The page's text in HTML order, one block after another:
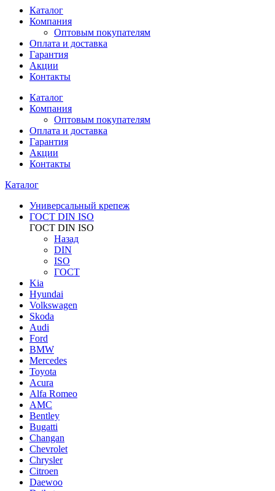
Каталог
Компания
Оптовым покупателям
Оплата и доставка
Гарантия
Акции
Контакты
Каталог
Компания
Оптовым покупателям
Оплата и доставка
Гарантия
Акции
Контакты
Каталог
Универсальный крепеж
ГОСТ DIN ISO
ГОСТ DIN ISO
Назад
DIN
ISO
ГОСТ
Kia
Hyundai
Volkswagen
Skoda
Audi
Ford
BMW
Mercedes
Toyota
Acura
Alfa Romeo
AMC
Bentley
Bugatti
Changan
Chevrolet
Chrysler
Citroen
Daewoo